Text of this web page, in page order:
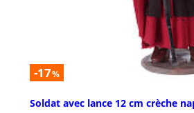
-17%
Soldat avec lance 12 cm crèche